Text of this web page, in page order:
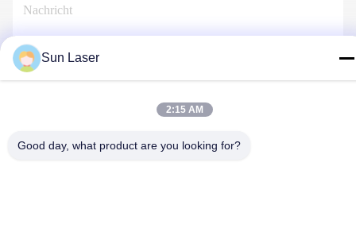
Sun Laser
2:15 AM
Good day, what product are you looking for?